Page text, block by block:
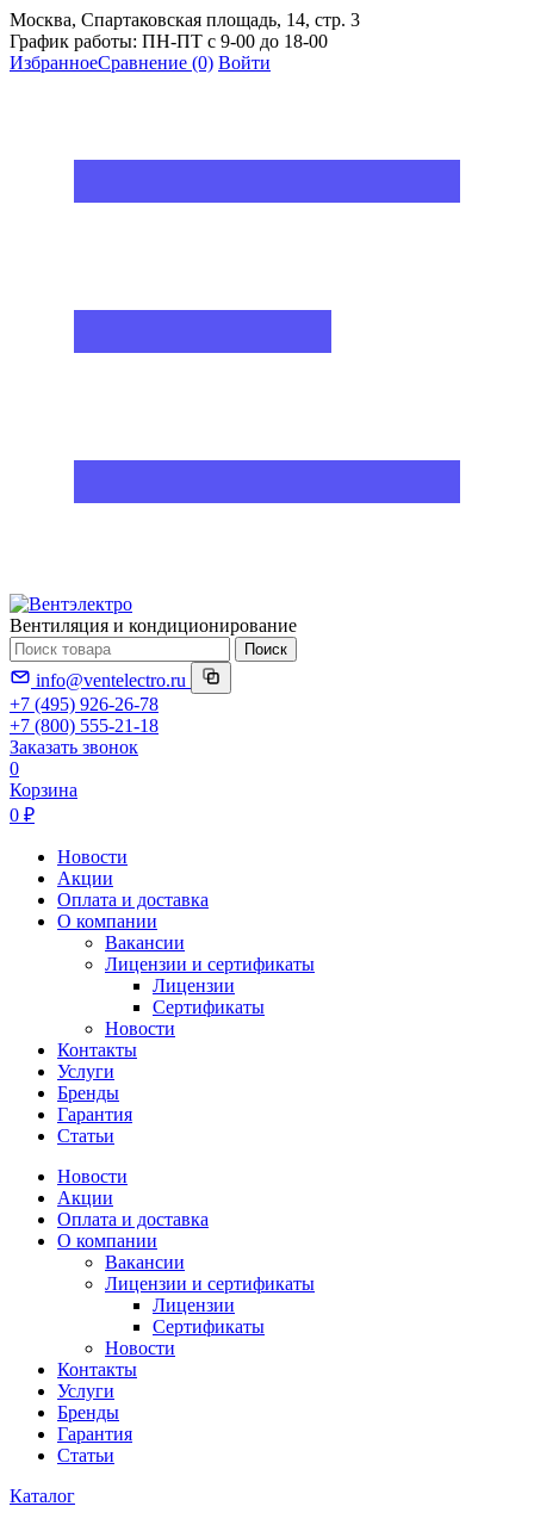
Москва, Спартаковская площадь, 14, стр. 3
График работы: ПН-ПТ с 9-00 до 18-00
ИзбранноеСравнение (0) Войти
Вентиляция и кондиционирование
Поиск
info@ventelectro.ru
+7 (495) 926-26-78
+7 (800) 555-21-18
Заказать звонок
0
Корзина
0 ₽
Новости
Акции
Оплата и доставка
О компании
Вакансии
Лицензии и сертификаты
Лицензии
Сертификаты
Новости
Контакты
Услуги
Бренды
Гарантия
Статьи
Новости
Акции
Оплата и доставка
О компании
Вакансии
Лицензии и сертификаты
Лицензии
Сертификаты
Новости
Контакты
Услуги
Бренды
Гарантия
Статьи
Каталог